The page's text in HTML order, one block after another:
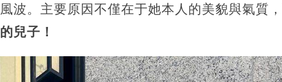
風波。主要原因不僅在于她本人的美貌與氣質，
的兒子！